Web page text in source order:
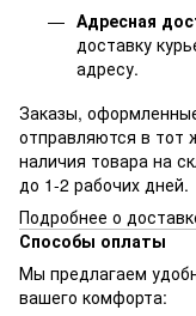
Адресная
доставку
адресу.
Заказы,
отправляются в тот
наличия товара на
до 1-2 рабочих дней.
Подробнее о
Способы оплаты
Мы предлагаем
вашего комфорта: